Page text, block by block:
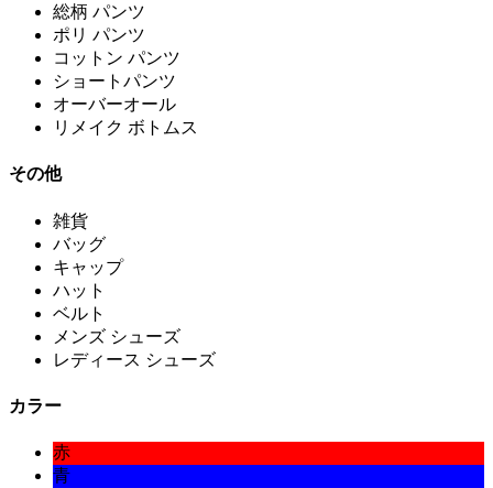
総柄 パンツ
ポリ パンツ
コットン パンツ
ショートパンツ
オーバーオール
リメイク ボトムス
その他
雑貨
バッグ
キャップ
ハット
ベルト
メンズ シューズ
レディース シューズ
カラー
赤
青